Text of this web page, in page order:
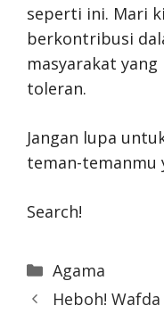
seperti ini. Mari
berkontribusi
masyarakat
toleran.
Jangan lupa
teman-temanmu
Search!
Categories
Agama
Heboh!